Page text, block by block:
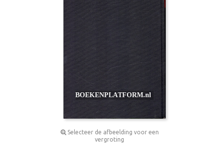
Selecteer de afbeelding voor een
vergroting